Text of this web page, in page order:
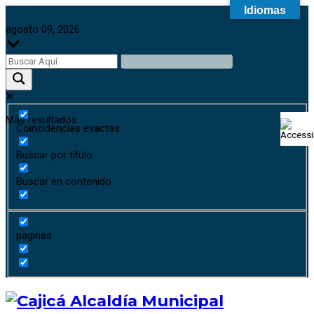
agosto 09, 2026
Más resultados
Coincidencias exactas
Buscar por título
Buscar en contenido
paginas
Idiomas